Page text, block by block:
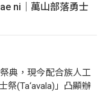
ni｜萬山部落勇士
典，現今配合族人工
祭(Ta‘avala)」凸顯辦